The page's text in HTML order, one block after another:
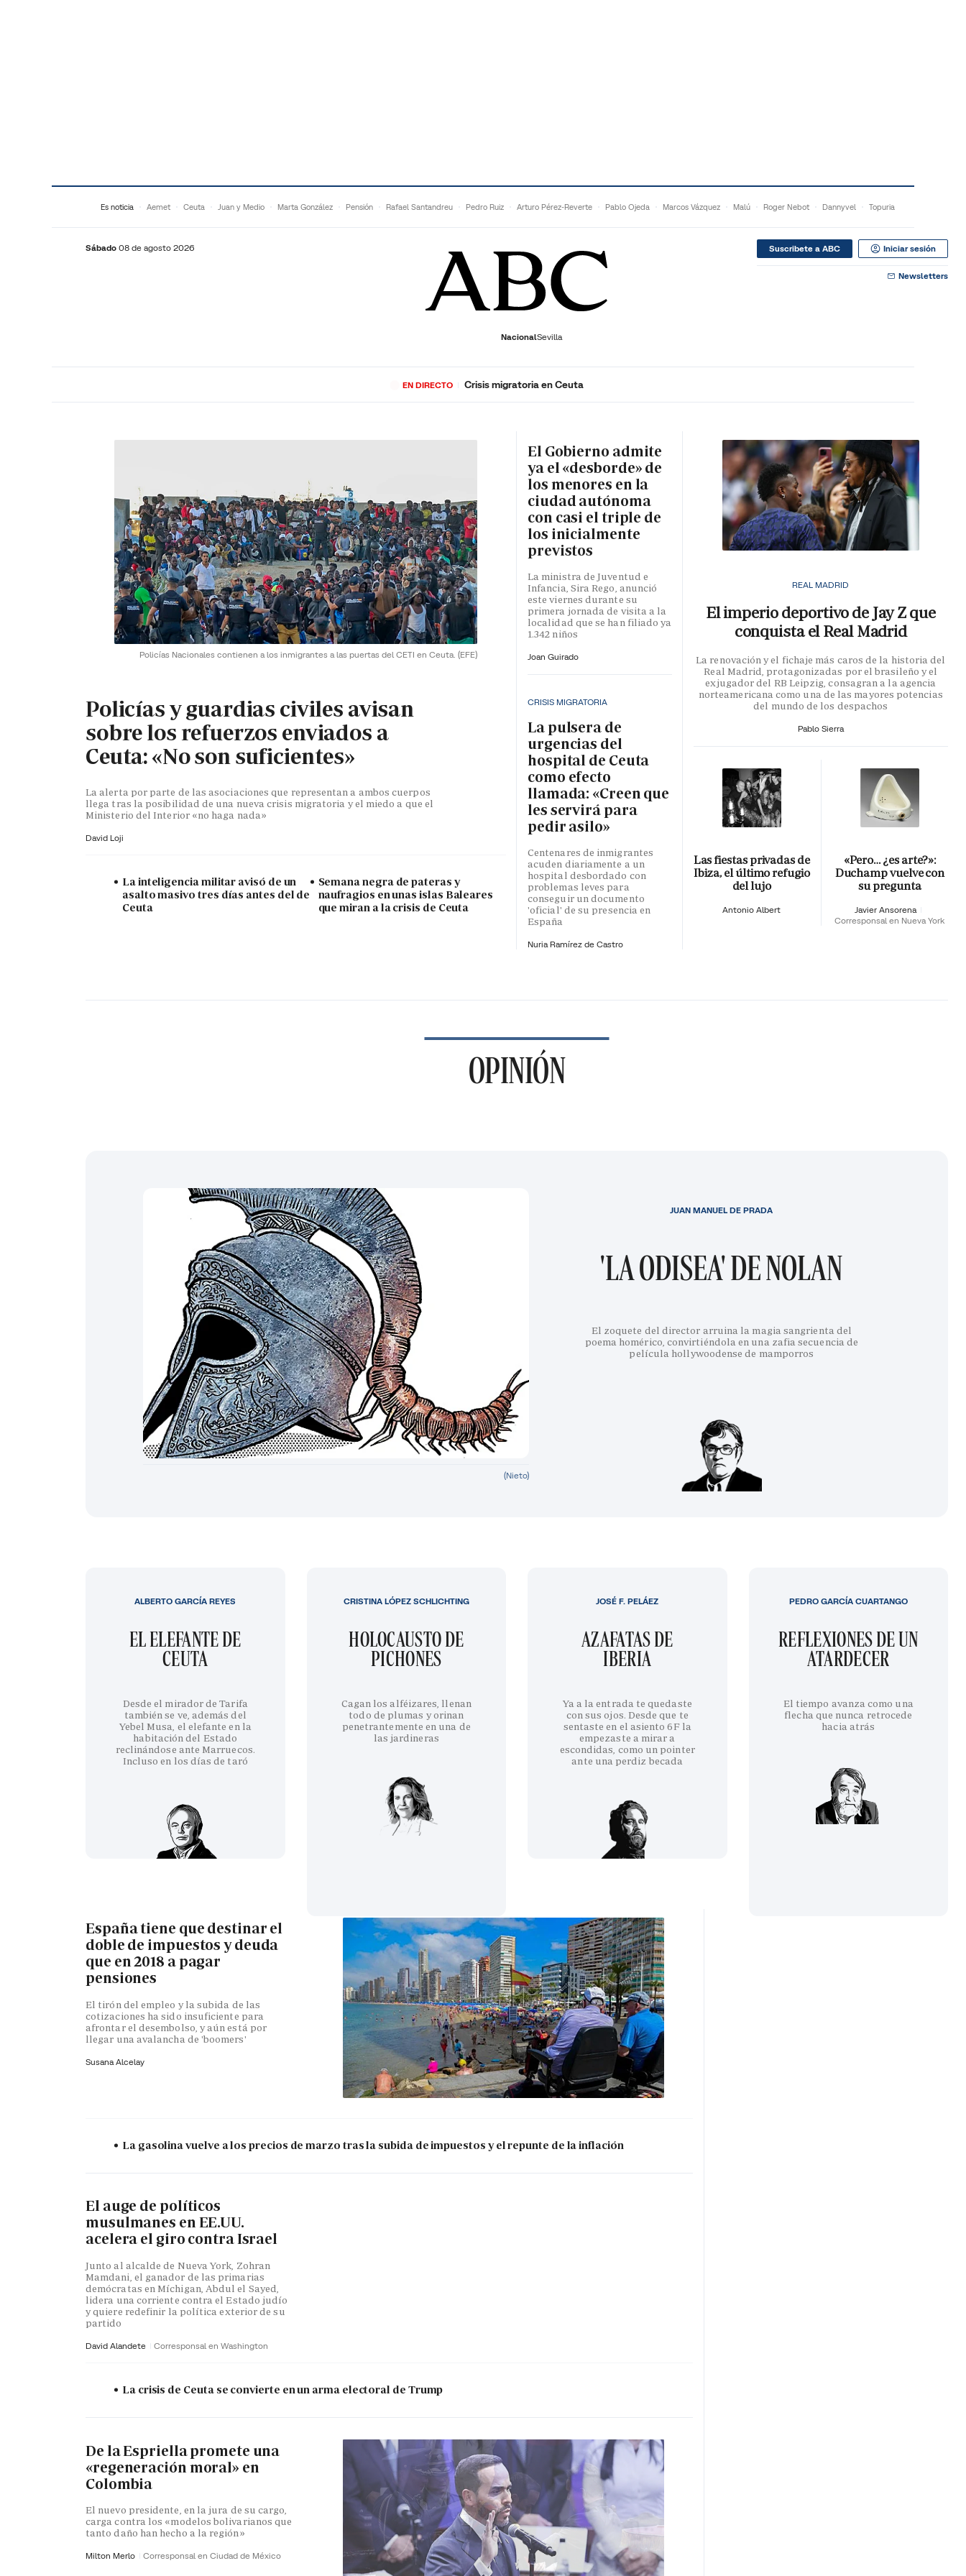
Es noticia Aemet Ceuta Juan y Medio Marta González Pensión Rafael Santandreu Pedro Ruiz Arturo Pérez-Reverte Pablo Ojeda Marcos Vázquez Malú Roger Nebot Dannyvel Topuria
Sábado 08 de agosto 2026
NacionalSevilla
Suscribete a ABC Iniciar sesión
Newsletters
ECONOMÍADEPORTES SOCIEDADCULTURAGENTEPLAY
EN DIRECTO Crisis migratoria en Ceuta
Policías Nacionales contienen a los inmigrantes a las puertas del CETI en Ceuta. (EFE)
Policías y guardias civiles avisan
sobre los refuerzos enviados a
Ceuta: «No son suficientes»
La alerta por parte de las asociaciones que representan a ambos cuerpos
llega tras la posibilidad de una nueva crisis migratoria y el miedo a que el
Ministerio del Interior «no haga nada»
David Loji
La inteligencia militar avisó de un
asalto masivo tres días antes del de
Ceuta
Semana negra de pateras y
naufragios en unas islas Baleares
que miran a la crisis de Ceuta
El Gobierno admite
ya el «desborde» de
los menores en la
ciudad autónoma
con casi el triple de
los inicialmente
previstos
La ministra de Juventud e
Infancia, Sira Rego, anunció
este viernes durante su
primera jornada de visita a la
localidad que se han filiado ya
1.342 niños
Joan Guirado
CRISIS MIGRATORIA
La pulsera de
urgencias del
hospital de Ceuta
como efecto
llamada: «Creen que
les servirá para
pedir asilo»
Centenares de inmigrantes
acuden diariamente a un
hospital desbordado con
problemas leves para
conseguir un documento
'oficial' de su presencia en
España
Nuria Ramírez de Castro
REAL MADRID
El imperio deportivo de Jay Z que
conquista el Real Madrid
La renovación y el fichaje más caros de la historia del
Real Madrid, protagonizadas por el brasileño y el
exjugador del RB Leipzig, consagran a la agencia
norteamericana como una de las mayores potencias
del mundo de los despachos
Pablo Sierra
Las fiestas privadas de
Ibiza, el último refugio
del lujo
Antonio Albert
«Pero… ¿es arte?»:
Duchamp vuelve con
su pregunta
Javier Ansorena
Corresponsal en Nueva York
OPINIÓN
(Nieto)
'LA ODISEA' DE NOLAN
El zoquete del director arruina la magia sangrienta del
poema homérico, convirtiéndola en una zafia secuencia de
película hollywoodense de mamporros
JUAN MANUEL DE PRADA
EL ELEFANTE DE
CEUTA
Desde el mirador de Tarifa
también se ve, además del
Yebel Musa, el elefante en la
habitación del Estado
reclinándose ante Marruecos.
Incluso en los días de taró
ALBERTO GARCÍA REYES
HOLOCAUSTO DE
PICHONES
Cagan los alféizares, llenan
todo de plumas y orinan
penetrantemente en una de
las jardineras
CRISTINA LÓPEZ SCHLICHTING
AZAFATAS DE
IBERIA
Ya a la entrada te quedaste
con sus ojos. Desde que te
sentaste en el asiento 6F la
empezaste a mirar a
escondidas, como un pointer
ante una perdiz becada
JOSÉ F. PELÁEZ
REFLEXIONES DE UN
ATARDECER
El tiempo avanza como una
flecha que nunca retrocede
hacia atrás
PEDRO GARCÍA CUARTANGO
España tiene que destinar el
doble de impuestos y deuda
que en 2018 a pagar
pensiones
El tirón del empleo y la subida de las
cotizaciones ha sido insuficiente para
afrontar el desembolso, y aún está por
llegar una avalancha de 'boomers'
Susana Alcelay
La gasolina vuelve a los precios de marzo tras la subida de impuestos y el repunte de la inflación
El auge de políticos
musulmanes en EE.UU.
acelera el giro contra Israel
Junto al alcalde de Nueva York, Zohran
Mamdani, el ganador de las primarias
demócratas en Míchigan, Abdul el Sayed,
lidera una corriente contra el Estado judío
y quiere redefinir la política exterior de su
partido
David Alandete Corresponsal en Washington
La crisis de Ceuta se convierte en un arma electoral de Trump
De la Espriella promete una
«regeneración moral» en
Colombia
El nuevo presidente, en la jura de su cargo,
carga contra los «modelos bolivarianos que
tanto daño han hecho a la región»
Milton Merlo Corresponsal en Ciudad de México